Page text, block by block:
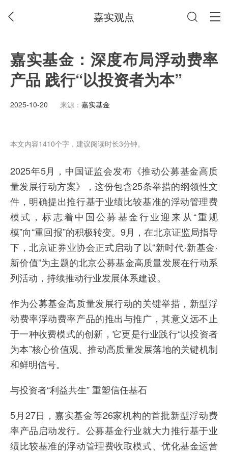
嘉实观点
嘉实基金：深度布局浮动费率
产品 践行“以投资者为本”
2025-10-20 来源： 嘉实基金
本文内容1410个字，建议阅读时长3分钟。
2025年5月，中国证监会发布《推动公募基金高质
量发展行动方案》，这份包含25条举措的纲领性文
件，明确提出推行基于业绩比较基准的浮动管理费
模式，标志着中国公募基金行业迎来从“重规
模”向“重回报”的积极转变。9月，在北京证监局指导
下，北京证券业协会正式启动了以“新时代·新基金·
新价值”为主题的北京公募基金高质量发展在行动系
列活动，持续推动行业发展体系建设。
作为公募基金高质量发展行动的关键举措，新型浮
动费率浮动费率产品的推出与推广，其意义远不止
于一种收费模式的创新，它更是行业践行“以投资者
为本”核心价值观、推动高质量发展落地的关键机制
和鲜明信号。
与投资者“利益共生” 重塑信任基石
5月27日，嘉实基金等26家机构的首批新型浮动费
率产品启动发行。公募基金行业就大力推行基于业
绩比较基准的浮动管理费收取模式、优化基金运营